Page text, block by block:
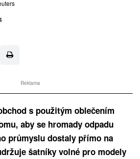
Reklama
s použitým oblečením
aby se hromady odpadu
průmyslu dostaly přímo na
šatníky volné pro modely